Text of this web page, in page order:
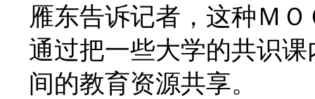
雁东告诉记者，这种Ｍ
通过把一些大学的共识
间的教育资源共享。